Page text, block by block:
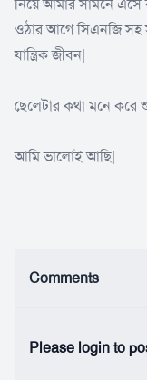
নিয়ে আমার সামনে
ওঠার আগে সিএনজি
যান্ত্রিক জীবন|
ছেলেটার কথা মনে করে
আমি ভালোই আছি|
Comments
Please login to